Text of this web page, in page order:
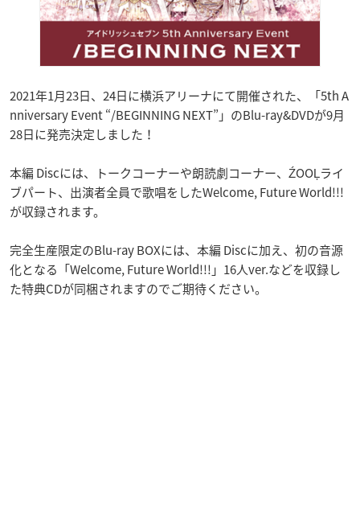
2021年1月23日、24日に横浜アリーナにて開催された、「5th A
nniversary Event “/BEGINNING NEXT”」のBlu-ray&DVDが9月
28日に発売決定しました！
本編 Discには、トークコーナーや朗読劇コーナー、ŹOOĻライ
ブパート、出演者全員で歌唱をしたWelcome, Future World!!!
が収録されます。
完全生産限定のBlu-ray BOXには、本編 Discに加え、初の音源
化となる「Welcome, Future World!!!」16人ver.などを収録し
た特典CDが同梱されますのでご期待ください。